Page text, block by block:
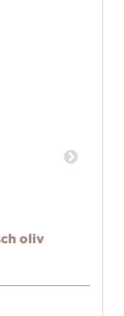
oliv